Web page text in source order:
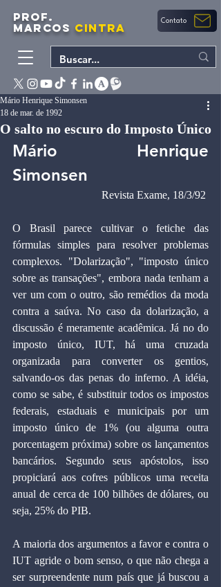
PROF.
MARCOS CINTRA Contato
O salto no escuro do Imposto Único
Mário Henrique Simonsen
18 de mar. de 1992
Mário Henrique
Simonsen
Revista Exame, 18/3/92
O Brasil parece cultivar o fetiche das
fórmulas simples para resolver problemas
complexos. "Dolarização", "imposto único
sobre as transações", embora nada tenham a
ver um com o outro, são remédios da moda
contra a saúva. No caso da dolarização, a
discussão é meramente acadêmica. Já no do
imposto único, IUT, há uma cruzada
organizada para converter os gentios,
salvando-os das penas do inferno. A idéia,
como se sabe, é substituir todos os impostos
federais, estaduais e municipais por um
imposto único de 1% (ou alguma outra
porcentagem próxima) sobre os lançamentos
bancários. Segundo seus apóstolos, isso
propiciará aos cofres públicos uma receita
anual de cerca de 100 bilhões de dólares, ou
seja, 25% do PIB.
A maioria dos argumentos a favor e contra o
IUT agride o bom senso, o que não chega a
ser surpreendente num país que já buscou a